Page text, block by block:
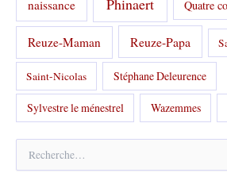
naissance Phinaert Quatre
Reuze-Maman Reuze-Papa
Saint-Nicolas Stéphane Deleurence
Sylvestre le ménestrel Wazemmes